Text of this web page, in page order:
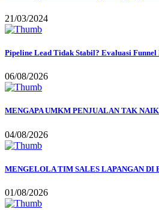
21/03/2024
Pipeline Lead Tidak Stabil? Evaluasi
06/08/2026
MENGAPA UMKM PENJUALAN TAK
04/08/2026
MENGELOLA TIM SALES LAPANGAN DI
01/08/2026